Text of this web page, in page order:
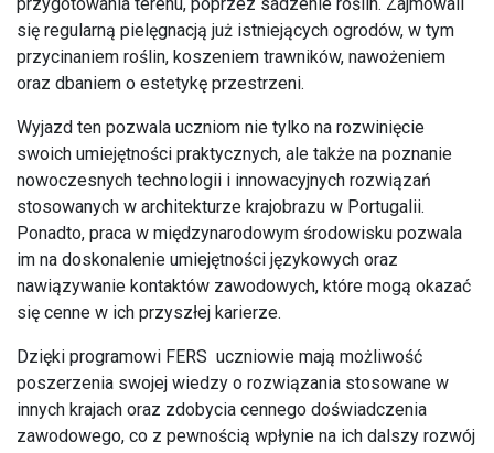
się regularną pielęgnacją już istniejących ogrodów, w tym
przycinaniem roślin, koszeniem trawników, nawożeniem
oraz dbaniem o estetykę przestrzeni.
Wyjazd ten pozwala uczniom nie tylko na rozwinięcie
swoich umiejętności praktycznych, ale także na poznanie
nowoczesnych technologii i innowacyjnych rozwiązań
stosowanych w architekturze krajobrazu w Portugalii.
Ponadto, praca w międzynarodowym środowisku pozwala
im na doskonalenie umiejętności językowych oraz
nawiązywanie kontaktów zawodowych, które mogą okazać
się cenne w ich przyszłej karierze.
Dzięki programowi FERS uczniowie mają możliwość
poszerzenia swojej wiedzy o rozwiązania stosowane w
innych krajach oraz zdobycia cennego doświadczenia
zawodowego, co z pewnością wpłynie na ich dalszy rozwój